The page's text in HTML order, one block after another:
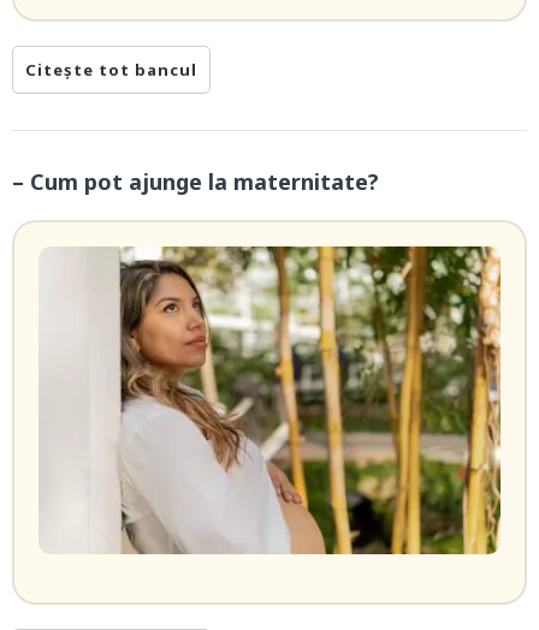
Citește tot bancul
– Cum pot ajunge la maternitate?